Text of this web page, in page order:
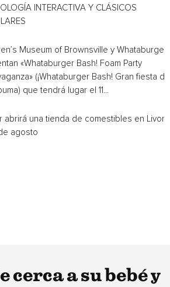
INTERACTIVA Y CLÁSICOS
Museum of Brownsville y Whataburger
«Whataburger Bash! Foam Party
(¡Whataburger Bash! Gran fiesta de
que tendrá lugar el 11...
abrirá una tienda de comestibles en
agosto
cerca a su bebé y